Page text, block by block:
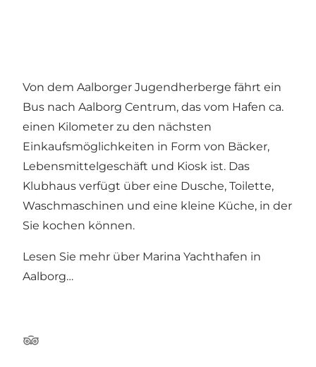
Von dem Aalborger Jugendherberge fährt ein
Bus nach Aalborg Centrum, das vom Hafen ca.
einen Kilometer zu den nächsten
Einkaufsmöglichkeiten in Form von Bäcker,
Lebensmittelgeschäft und Kiosk ist. Das
Klubhaus verfügt über eine Dusche, Toilette,
Waschmaschinen und eine kleine Küche, in der
Sie kochen können.
Lesen Sie mehr über Marina Yachthafen in
Aalborg…
TripAdvisor